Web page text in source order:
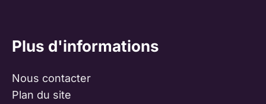
Plus d'informations
Nous contacter
Plan du site